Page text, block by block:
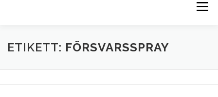
Meny
STARTSIDA PRODUKTER INFORMATION
ETIKETT: FÖRSVARSSPRAY